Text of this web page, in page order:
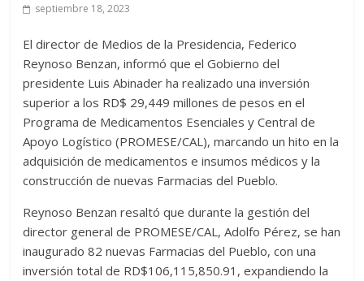
septiembre 18, 2023
El director de Medios de la Presidencia, Federico
Reynoso Benzan, informó que el Gobierno del
presidente Luis Abinader ha realizado una inversión
superior a los RD$ 29,449 millones de pesos en el
Programa de Medicamentos Esenciales y Central de
Apoyo Logístico (PROMESE/CAL), marcando un hito en la
adquisición de medicamentos e insumos médicos y la
construcción de nuevas Farmacias del Pueblo.
Reynoso Benzan resaltó que durante la gestión del
director general de PROMESE/CAL, Adolfo Pérez, se han
inaugurado 82 nuevas Farmacias del Pueblo, con una
inversión total de RD$106,115,850.91, expandiendo la